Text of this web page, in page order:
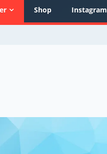
Shop Instagram